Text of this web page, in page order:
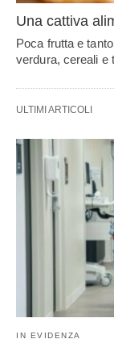
Una cattiva
Poca frutta e
verdura, cereali e
ULTIMI ARTICOLI
IN EVIDENZA